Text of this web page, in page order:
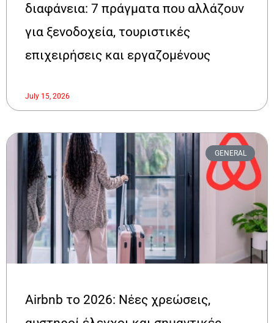
διαφάνεια: 7 πράγματα που αλλάζουν
για ξενοδοχεία, τουριστικές
επιχειρήσεις και εργαζομένους
July 15, 2026
GENERAL
Airbnb το 2026: Νέες χρεώσεις,